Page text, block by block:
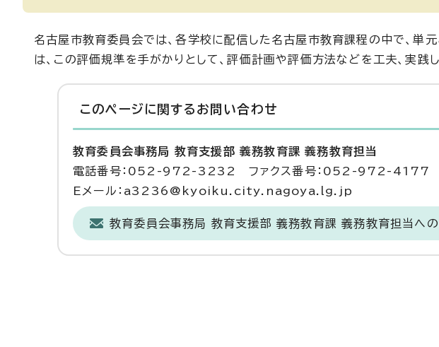
名古屋市教育委員会では、各学校に配信した名古屋市教育課程の中で、単
は、この評価規準を手がかりとして、評価計画や評価方法などを工夫、実践し
このページに関する お問い合わせ
教育委員会事務局 教育支援部 義務教育課 義務教育担当
電話番号：052-972-3232 ファクス番号：052-972-4177
Eメール：a3236@kyoiku.city.nagoya.lg.jp
教育委員会事務局 教育支援部 義務教育課 義務教育担当へ